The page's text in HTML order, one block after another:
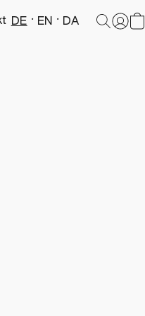
DE EN DA